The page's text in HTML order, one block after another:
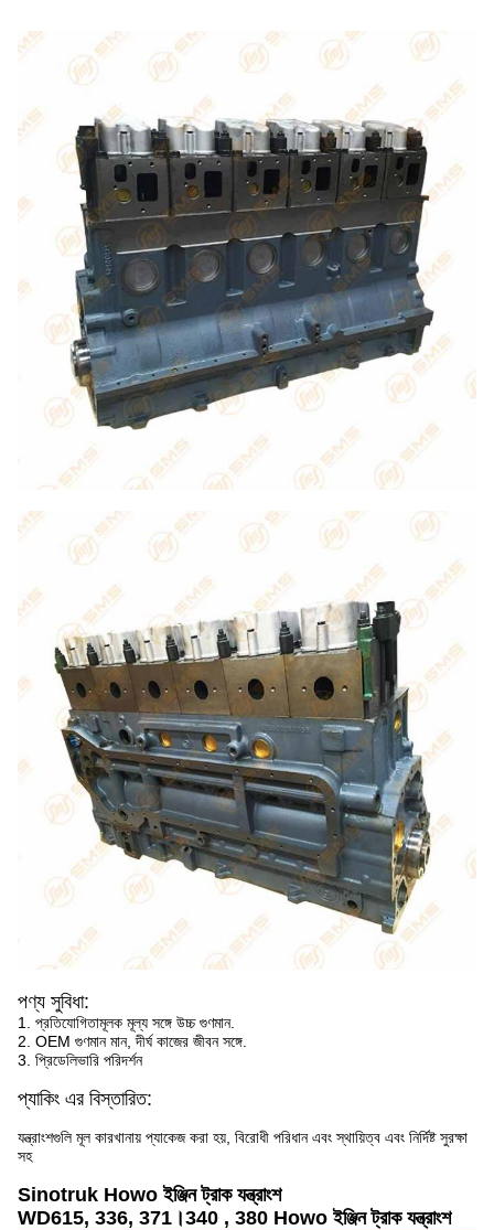
পণ্য সুবিধা:
1. প্রতিযোগিতামূলক মূল্য সঙ্গে উচ্চ গুণমান.
2. OEM গুণমান মান, দীর্ঘ কাজের জীবন সঙ্গে.
3. প্রিডেলিভারি পরিদর্শন
প্যাকিং এর বিস্তারিত:
যন্ত্রাংশগুলি মূল কারখানায় প্যাকেজ করা হয়, বিরোধী পরিধান এবং স্থায়িত্ব এবং নির্দিষ্ট সুরক্ষা
সহ
Sinotruk Howo ইঞ্জিন ট্রাক যন্ত্রাংশ
WD615, 336, 371।340 , 380 Howo ইঞ্জিন ট্রাক যন্ত্রাংশ